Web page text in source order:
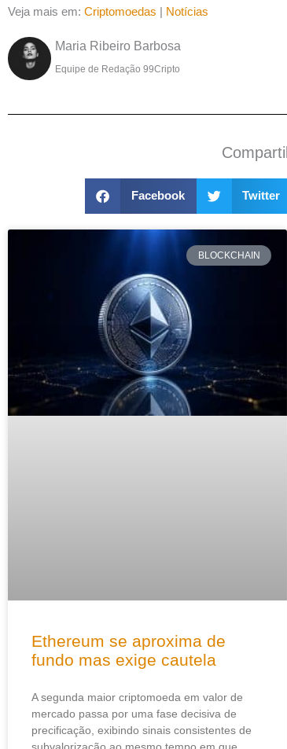
Veja mais em: Criptomoedas | Notícias
Maria Ribeiro Barbosa
Equipe de Redação 99Cripto
Facebook Twitter
BLOCKCHAIN
Ethereum se aproxima de
fundo mas exige cautela
A segunda maior criptomoeda em valor de
mercado passa por uma fase decisiva de
precificação, exibindo sinais consistentes de
subvalorização ao mesmo tempo em que